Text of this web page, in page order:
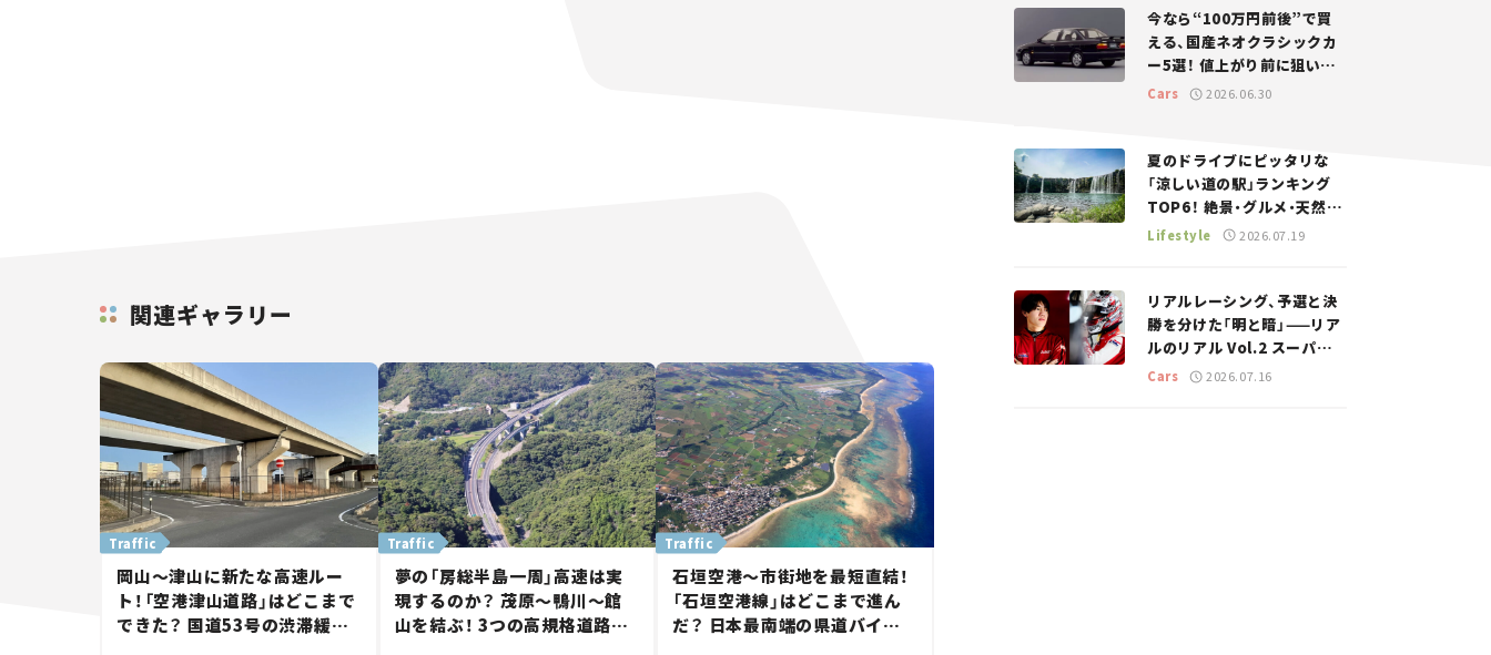
関連ギャラリー
Traffic
岡山～津山に新たな高速ルー
ト！「空港津山道路」はどこまで
できた？ 国道53号の渋滞緩和
Traffic
夢の「房総半島一周」高速は実
現するのか？ 茂原～鴨川～館
山を結ぶ！ 3つの高規格道路計
Traffic
石垣空港～市街地を最短直結！
「石垣空港線」はどこまで進ん
だ？ 日本最南端の県道バイパ
今なら“100万円前後”で買
える、国産ネオクラシックカ
ー5選！ 値上がり前に狙いた
い、中古車探しをお手伝い――ち
Cars 2026.06.30
夏のドライブにピッタリな
「涼しい道の駅」ランキング
TOP6！ 絶景・グルメ・天然ク
ーラーなど、避暑におすすめ
Lifestyle 2026.07.19
リアルレーシング、予選と決
勝を分けた「明と暗」——リア
ルのリアル Vol.2 スーパー
GT 2026開幕戦 岡山国際サ
Cars 2026.07.16